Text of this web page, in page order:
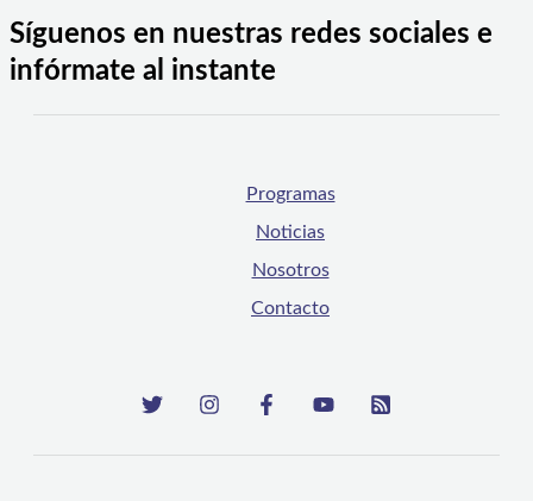
Síguenos en nuestras redes sociales e
infórmate al instante
Programas
Noticias
Nosotros
Contacto